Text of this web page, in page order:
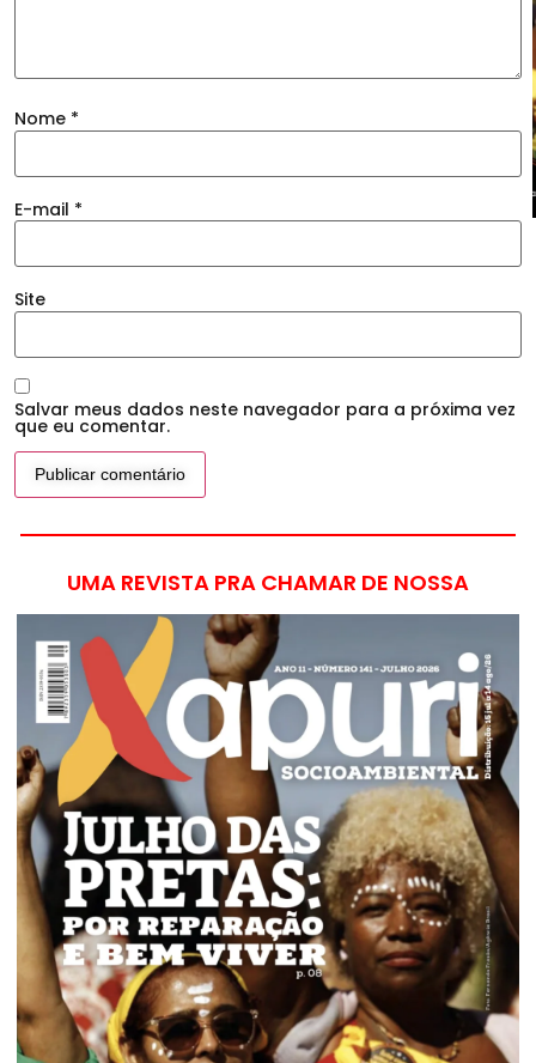
Nome *
E-mail *
Site
Salvar meus dados neste navegador para a próxima vez
que eu comentar.
UMA REVISTA PRA CHAMAR DE NOSSA